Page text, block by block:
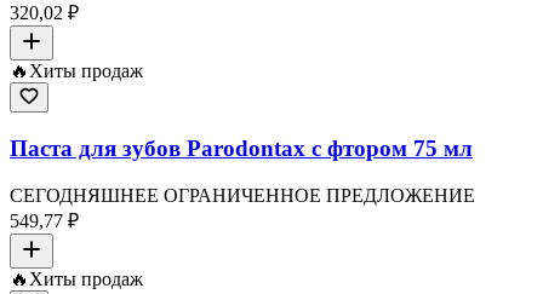
320,02 ₽
🔥Хиты продаж
Паста для зубов Parodontax с фтором 75 мл
СЕГОДНЯШНЕЕ ОГРАНИЧЕННОЕ ПРЕДЛОЖЕНИЕ
549,77 ₽
🔥 Хиты продаж